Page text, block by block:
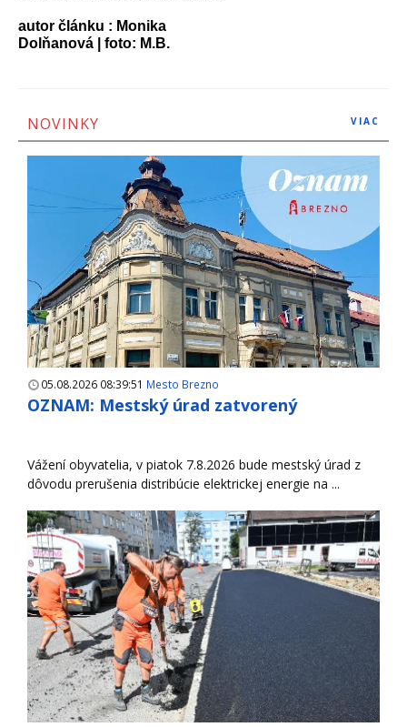
autor článku : Monika
Dolňanová | foto: M.B.
NOVINKY VIAC
05.08.2026 08:39:51 Mesto Brezno
OZNAM: Mestský úrad zatvorený
Vážení obyvatelia, v piatok 7.8.2026 bude mestský úrad z
dôvodu prerušenia distribúcie elektrickej energie na ...